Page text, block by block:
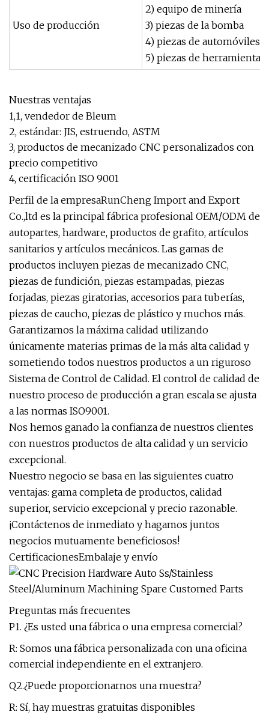
Uso de producción
2) equipo de minería
3) piezas de la bomba
4) piezas de automóviles
5) piezas de herramientas,
Nuestras ventajas
1,1, vendedor de Bleum
2, estándar: JIS, estruendo, ASTM
3, productos de mecanizado CNC personalizados con
precio competitivo
4, certificación ISO 9001
Perfil de la empresaRunCheng Import and Export
Co.,ltd es la principal fábrica profesional OEM/ODM de
autopartes, hardware, productos de grafito, artículos
sanitarios y artículos mecánicos. Las gamas de
productos incluyen piezas de mecanizado CNC,
piezas de fundición, piezas estampadas, piezas
forjadas, piezas giratorias, accesorios para tuberías,
piezas de caucho, piezas de plástico y muchos más.
Garantizamos la máxima calidad utilizando
únicamente materias primas de la más alta calidad y
sometiendo todos nuestros productos a un riguroso
Sistema de Control de Calidad. El control de calidad de
nuestro proceso de producción a gran escala se ajusta
a las normas ISO9001.
Nos hemos ganado la confianza de nuestros clientes
con nuestros productos de alta calidad y un servicio
excepcional.
Nuestro negocio se basa en las siguientes cuatro
ventajas: gama completa de productos, calidad
superior, servicio excepcional y precio razonable.
¡Contáctenos de inmediato y hagamos juntos
negocios mutuamente beneficiosos!
CertificacionesEmbalaje y envío
Preguntas más frecuentes
P1. ¿Es usted una fábrica o una empresa comercial?
R: Somos una fábrica personalizada con una oficina
comercial independiente en el extranjero.
Q2.¿Puede proporcionarnos una muestra?
R: Sí, hay muestras gratuitas disponibles